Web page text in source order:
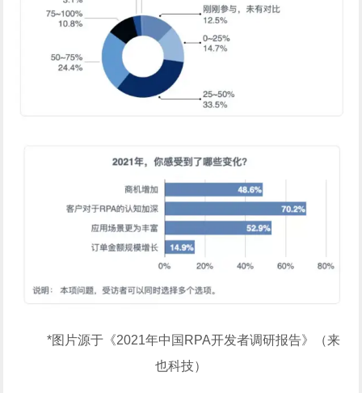
*图片源于《2021年中国RPA开发者调研报告》（来
也科技）